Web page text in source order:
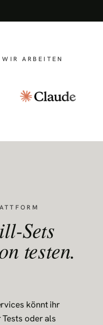
ARBEITEN
Sets
testen.
könnt ihr
Tests oder als